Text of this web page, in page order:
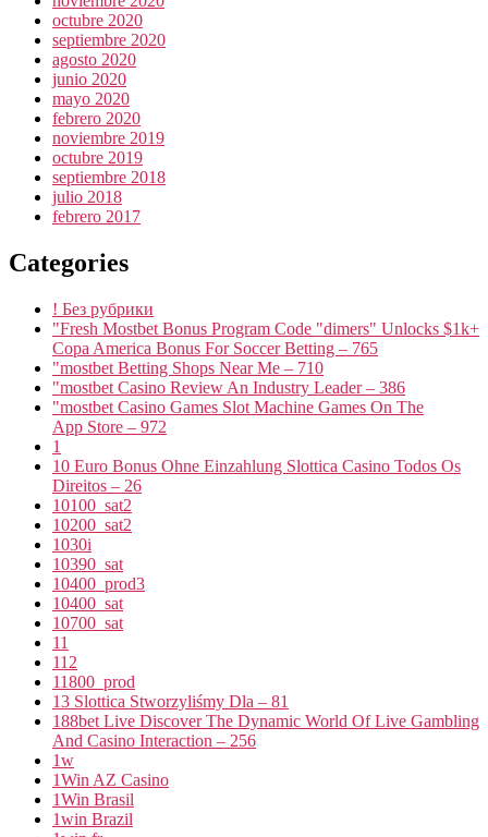
octubre 2020
septiembre 2020
agosto 2020
junio 2020
mayo 2020
febrero 2020
noviembre 2019
octubre 2019
septiembre 2018
julio 2018
febrero 2017
Categories
! Без рубрики
"Fresh Mostbet Bonus Program Code "dimers" Unlocks $1k+
Copa America Bonus For Soccer Betting – 765
"mostbet Betting Shops Near Me – 710
"mostbet Casino Review An Industry Leader – 386
"‎mostbet Casino Games Slot Machine Games On The
App Store – 972
1
10 Euro Bonus Ohne Einzahlung Slottica Casino Todos Os
Direitos – 26
10100_sat2
10200_sat2
1030i
10390_sat
10400_prod3
10400_sat
10700_sat
11
112
11800_prod
13 Slottica Stworzyliśmy Dla – 81
188bet Live Discover The Dynamic World Of Live Gambling
And Casino Interaction – 256
1w
1Win AZ Casino
1Win Brasil
1win Brazil